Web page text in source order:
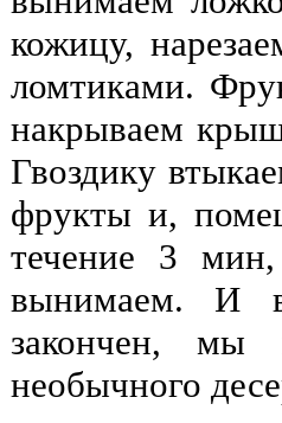
кожицу,
ломтиками.
накрываем
Гвоздику
фрукты и,
течение 3
вынимаем. И
закончен, мы
необычного